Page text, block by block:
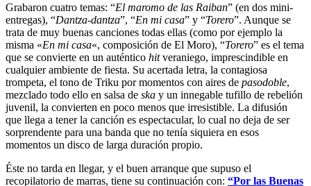
Grabaron cuatro temas: “El maromo de las Raiban” (en dos mini-
entregas), “Dantza-dantza”, “En mi casa” y “Torero”. Aunque se
trata de muy buenas canciones todas ellas (como por ejemplo la
misma «En mi casa«, composición de El Moro), “Torero” es el tema
que se convierte en un auténtico hitveraniego, imprescindible en
cualquier ambiente de fiesta. Su acertada letra, la contagiosa
trompeta, el tono de Triku por momentos con aires de pasodoble,
mezclado todo ello en salsa de ska y un innegable tufillo de rebelión
juvenil, la convierten en poco menos que irresistible. La difusión
que llega a tener la canción es espectacular, lo cual no deja de ser
sorprendente para una banda que no tenía siquiera en esos
momentos un disco de larga duración propio.
Éste no tarda en llegar, y el buen arranque que supuso el
recopilatorio de marras, tiene su continuación con: “Por las Buenas